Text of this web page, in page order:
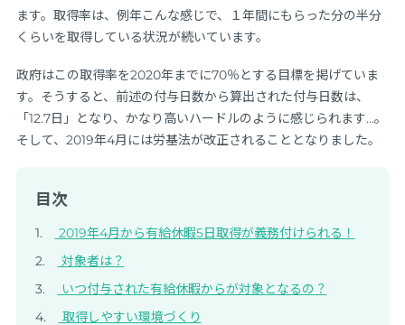
ます。取得率は、例年こんな感じで、１年間にもらった分の半分
くらいを取得している状況が続いています。
政府はこの取得率を2020年までに70％とする目標を掲げていま
す。そうすると、前述の付与日数から算出された付与日数は、
「12.7日」となり、かなり高いハードルのように感じられます…。
そして、2019年4月には労基法が改正されることとなりました。
目次
2019年4月から有給休暇5日取得が義務付けられる！
対象者は？
いつ付与された有給休暇からが対象となるの？
取得しやすい環境づくり